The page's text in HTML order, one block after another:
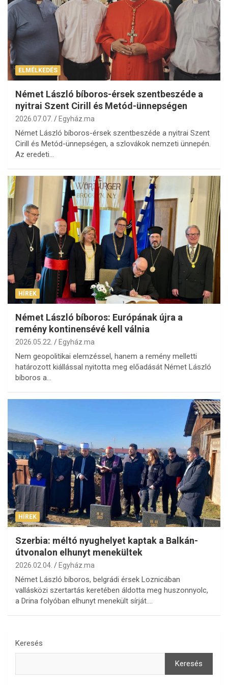
ELMÉLKEDÉS
Német László bíboros-érsek szentbeszéde a
nyitrai Szent Cirill és Metód-ünnepségen
2026.07.07. Egyház.ma
Német László bíboros-érsek szentbeszéde a nyitrai Szent
Cirill és Metód-ünnepségen, a szlovákok nemzeti ünnepén.
Az eredeti…
HÍREK
Német László bíboros: Európának újra a
remény kontinensévé kell válnia
2026.05.22. Egyház.ma
Nem geopolitikai elemzéssel, hanem a remény melletti
határozott kiállással nyitotta meg előadását Német László
bíboros a…
HÍREK
Szerbia: méltó nyughelyet kaptak a Balkán-
útvonalon elhunyt menekültek
2026.02.04. Egyház.ma
Német László bíboros, belgrádi érsek Loznicában
vallásközi szertartás keretében áldotta meg huszonnyolc,
a Drina folyóban elhunyt menekült sírját.…
Keresés
Keresés